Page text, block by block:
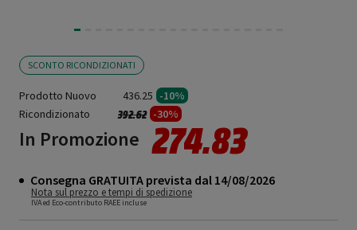
SCONTO RICONDIZIONATI
Prodotto Nuovo 436.25 -10%
Ricondizionato
Prezzo ridotto da
392.62a -30%
In Promozione 274.83
Consegna GRATUITA prevista dal 14/08/2026
Nota sul prezzo e tempi di spedizione
IVA ed Eco-contributo RAEE incluse